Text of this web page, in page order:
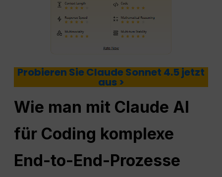
Probieren Sie Claude Sonnet 4.5 jetzt
aus >
Wie man mit Claude AI
für Coding komplexe
End-to-End-Prozesse